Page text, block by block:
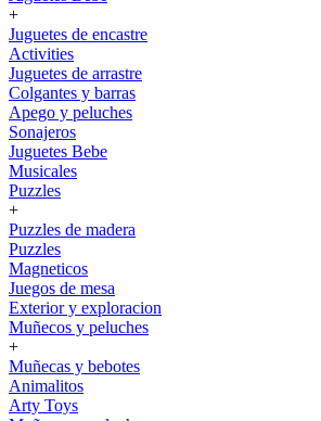
+
Juguetes de encastre
Activities
Juguetes de arrastre
Colgantes y barras
Apego y peluches
Sonajeros
Juguetes Bebe
Musicales
Puzzles
+
Puzzles de madera
Puzzles
Magneticos
Juegos de mesa
Exterior y exploracion
Muñecos y peluches
+
Muñecas y bebotes
Animalitos
Arty Toys